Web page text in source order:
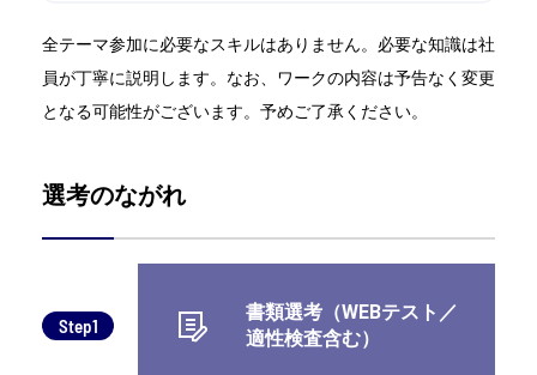
全テーマ参加に必要なスキルはありません。必要な知識は社
員が丁寧に説明します。なお、ワークの内容は予告なく変更
となる可能性がございます。予めご了承ください。
選考のながれ
Step1
書類選考（WEBテスト／
適性検査含む）